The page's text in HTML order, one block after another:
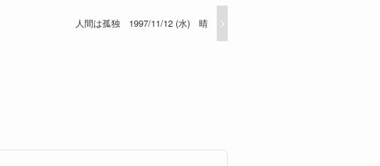
人間は孤独 1997/11/12 (水) 晴